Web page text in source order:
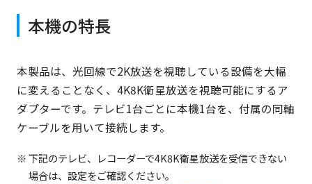
本機の特長
本製品は、光回線で2K放送を視聴している設備を大幅
に変えることなく、4K8K衛星放送を視聴可能にするア
ダプターです。テレビ1台ごとに本機1台を、付属の同軸
ケーブルを用いて接続します。
下記のテレビ、レコーダーで4K8K衛星放送を受信できない
場合は、設定をご確認ください。